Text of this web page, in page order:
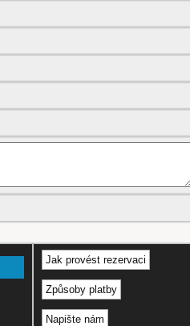
Jak provést rezervaci
Způsoby platby
Napište nám